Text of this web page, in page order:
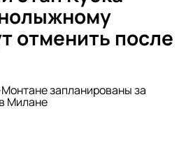
отменить после
запланированы за
Милане